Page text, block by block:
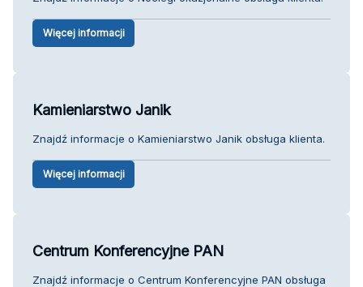
Więcej informacji
Kamieniarstwo Janik
Znajdź informacje o Kamieniarstwo Janik obsługa klienta.
Więcej informacji
Centrum Konferencyjne PAN
Znajdź informacje o Centrum Konferencyjne PAN obsługa